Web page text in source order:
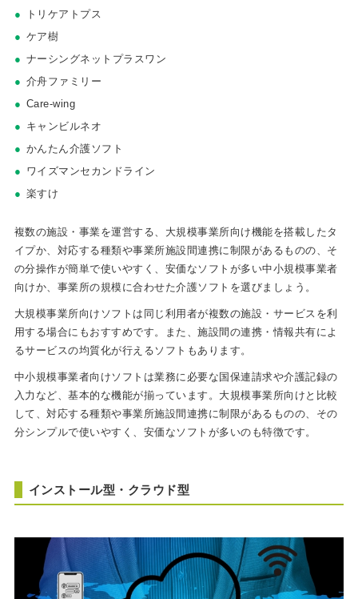
トリケアトプス
ケア樹
ナーシングネットプラスワン
介舟ファミリー
Care-wing
キャンビルネオ
かんたん介護ソフト
ワイズマンセカンドライン
楽すけ
複数の施設・事業を運営する、大規模事業所向け機能を搭載したタ
イプか、対応する種類や事業所施設間連携に制限があるものの、そ
の分操作が簡単で使いやすく、安価なソフトが多い中小規模事業者
向けか、事業所の規模に合わせた介護ソフトを選びましょう。
大規模事業所向けソフトは同じ利用者が複数の施設・サービスを利
用する場合にもおすすめです。また、施設間の連携・情報共有によ
るサービスの均質化が行えるソフトもあります。
中小規模事業者向けソフトは業務に必要な国保連請求や介護記録の
入力など、基本的な機能が揃っています。大規模事業所向けと比較
して、対応する種類や事業所施設間連携に制限があるものの、その
分シンプルで使いやすく、安価なソフトが多いのも特徴です。
インストール型・クラウド型